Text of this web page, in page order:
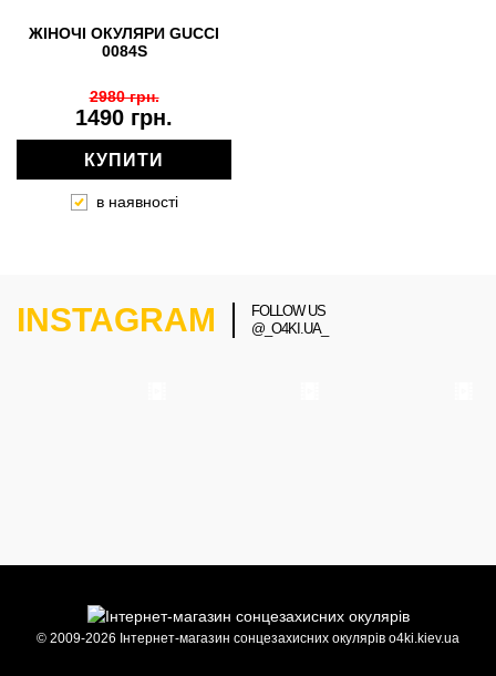
ЖІНОЧІ ОКУЛЯРИ GUCCI
0084S
1490 грн.
2980 грн.
КУПИТИ
в наявності
INSTAGRAM
FOLLOW US
@_O4KI.UA_
© 2009-2026 Інтернет-магазин сонцезахисних окулярів o4ki.kiev.ua